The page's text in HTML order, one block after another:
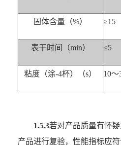
固体含量（%） ≥15
表干时间（min） ≤5
粘度（涂-4杯）（s） 10～
1.5.3若对产品质量有怀
产品进行复验，性能指标应符